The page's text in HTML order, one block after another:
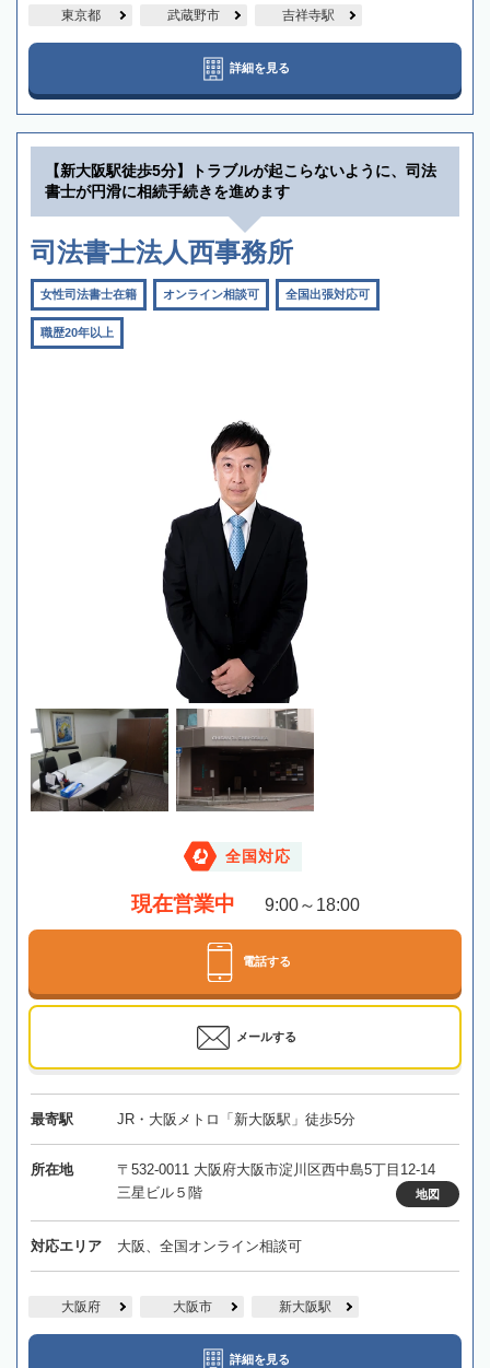
東京都 武蔵野市 吉祥寺駅
詳細を見る
【新大阪駅徒歩5分】トラブルが起こらないように、司法
書士が円滑に相続手続きを進めます
司法書士法人西事務所
女性司法書士在籍 オンライン相談可 全国出張対応可
職歴20年以上
全国対応
現在営業中 9:00～18:00
電話する
メールする
最寄駅 JR・大阪メトロ「新大阪駅」徒歩5分
所在地
〒532-0011 大阪府大阪市淀川区西中島5丁目12-14
三星ビル５階
地図
対応エリア 大阪、全国オンライン相談可
大阪府 大阪市 新大阪駅
詳細を見る